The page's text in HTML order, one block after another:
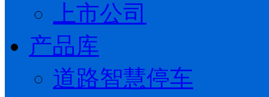
上市公司
产品库
道路智慧停车